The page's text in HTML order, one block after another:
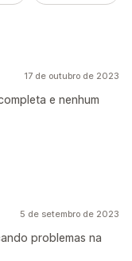
17 de outubro de 2023
e nenhum
5 de setembro de 2023
problemas na